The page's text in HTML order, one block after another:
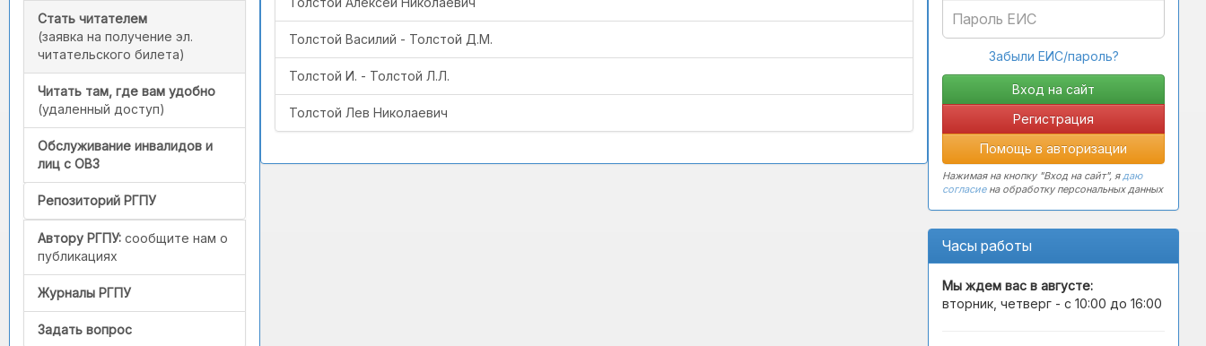
Стать читателем
(заявка на получение эл.
читательского билета)
Читать там, где вам удобно
(удаленный доступ)
Обслуживание инвалидов и
лиц с ОВЗ
Репозиторий РГПУ
Автору РГПУ: сообщите нам о
публикациях
Журналы РГПУ
Задать вопрос
Забыли ЕИС/пароль?
Регистрация
Помощь в авторизации
Нажимая на кнопку "Вход на сайт", ядаю
согласиена обработку персональных данных
Часы работы
Мы ждем вас в августе:
вторник, четверг - с 10:00 до 16:00
Толстой Василий - Толстой Д.М.
Толстой И. - Толстой Л.Л.
Толстой Лев Николаевич